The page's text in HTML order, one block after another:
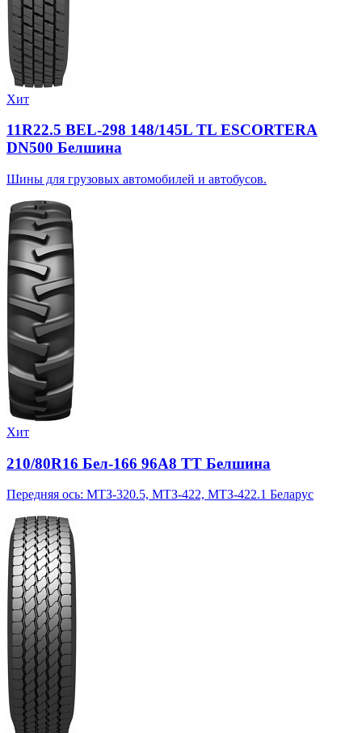
Хит
11R22.5 BEL-298 148/145L TL ESCORTERA
DN500 Белшина
Шины для грузовых автомобилей и автобусов.
Хит
210/80R16 Бел-166 96A8 TT Белшина
Передняя ось: МТЗ-320.5, МТЗ-422, МТЗ-422.1 Беларус